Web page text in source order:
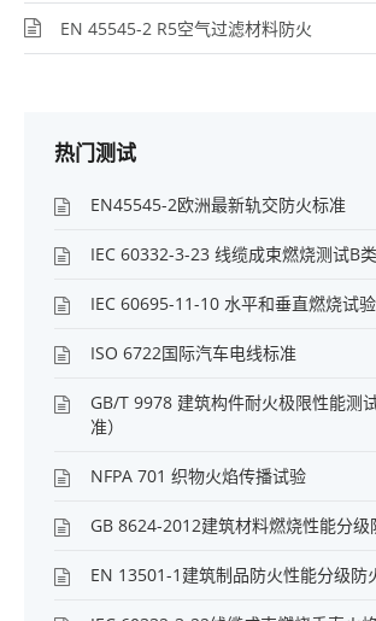
EN 45545-2 R5空气过滤材料防火
热门测试
EN45545-2欧洲最新轨交防火标准
IEC 60332-3-23 线缆成束燃烧测试B类
IEC 60695-11-10 水平和垂直燃烧试验
ISO 6722国际汽车电线标准
GB/T 9978 建筑构件耐火极限性能测
准）
NFPA 701 织物火焰传播试验
GB 8624-2012建筑材料燃烧性能分级
EN 13501-1建筑制品防火性能分级防